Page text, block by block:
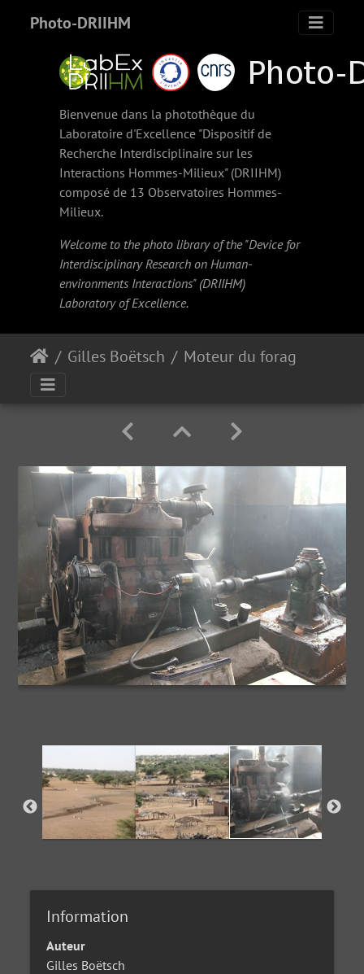
Photo-DRIIHM
Bienvenue dans la photothèque du
Laboratoire d'Excellence "Dispositif de
Recherche Interdisciplinaire sur les
Interactions Hommes-Milieux" (DRIIHM)
composé de 13 Observatoires Hommes-
Milieux.
Welcome to the photo library of the "Device for
Interdisciplinary Research on Human-
environments Interactions" (DRIIHM)
Laboratory of Excellence.
Gilles Boëtsch
Information
Auteur
Gilles Boëtsch